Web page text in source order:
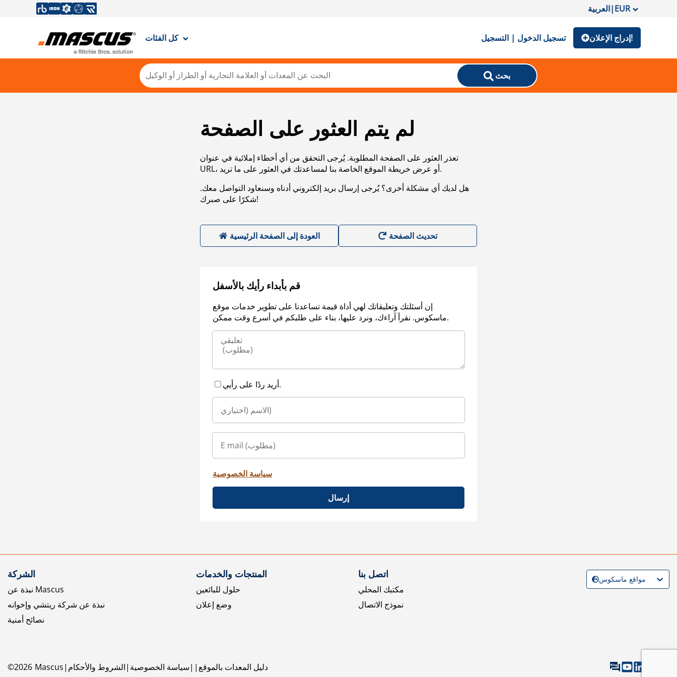
العربية|EUR
كل الفئات تسجيل الدخول | التسجيل إدراج الإعلان!
بحث
لم يتم العثور على الصفحة
تعذر العثور على الصفحة المطلوبة. يُرجى التحقق من أي أخطاء إملائية في عنوان
URL، أو عرض خريطة الموقع الخاصة بنا لمساعدتك في العثور على ما تريد.
هل لديك أي مشكلة أخرى؟ يُرجى إرسال بريد إلكتروني أدناه وسنعاود التواصل معك.
شكرًا على صبرك!
العودة إلى الصفحة الرئيسية
قم بأبداء رأيك بالأسفل
إن أسئلتك وتعليقاتك لهي أداة قيمة تساعدنا على تطوير خدمات موقع
ماسكوس. نقرأ آراءك، ونرد عليها، بناء على طلبكم في أسرع وقت ممكن.
أريد ردًا على رأيي.
سياسة الخصوصية
إرسال
الشركة
نبذة عن Mascus
نبذة عن شركة ريتشي وإخوانه
نصائح أمنية
المنتجات والخدمات
حلول للبائعين
وضع إعلان
اتصل بنا
مكتبك المحلي
نموذج الاتصال
©2026 Mascus الشروط والأحكام سياسة الخصوصية دليل المعدات بالموقع
مواقع ماسكوس